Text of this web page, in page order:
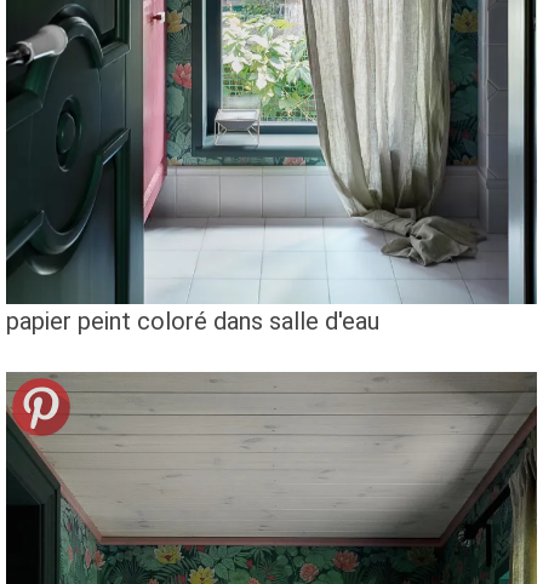
papier peint coloré dans salle d'eau